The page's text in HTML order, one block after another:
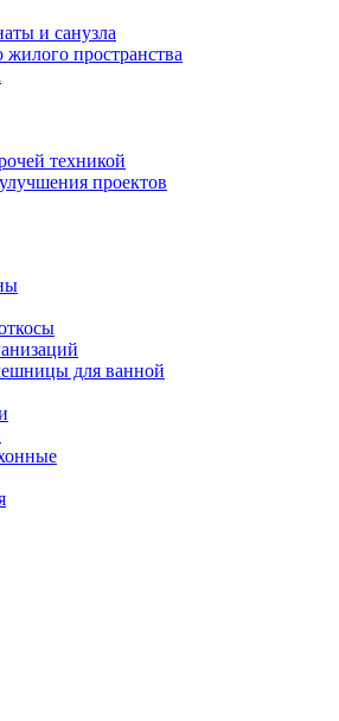
и санузла
жилого пространства
техникой
проектов
для ванной